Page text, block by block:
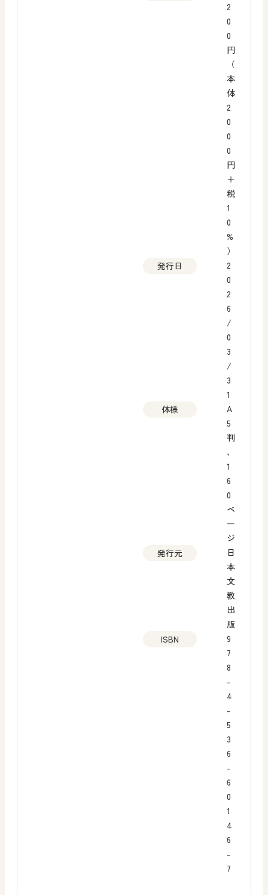
2
0
0
円
（
本
体
2
0
0
0
円
＋
税
1
0
%
）
発行日
2
0
2
6
/
0
3
/
3
1
体様
A
5
判
、
1
6
0
ペ
ー
ジ
発行元
日
本
文
教
出
版
ISBN
9
7
8
-
4
-
5
3
6
-
6
0
1
4
6
-
7